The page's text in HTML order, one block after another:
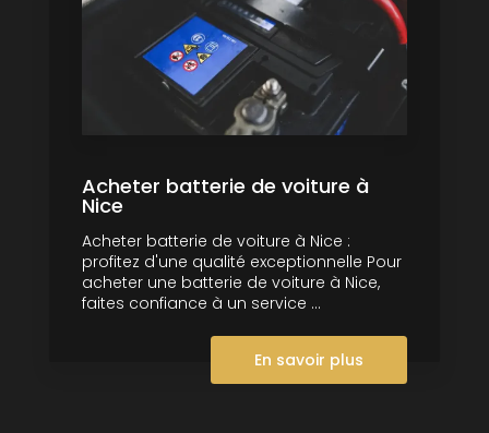
Acheter batterie de voiture à
Nice
Acheter batterie de voiture à Nice :
profitez d'une qualité exceptionnelle Pour
acheter une batterie de voiture à Nice,
faites confiance à un service ...
En savoir plus